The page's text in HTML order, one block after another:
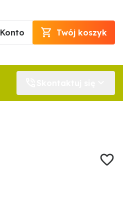
Konto Twój koszyk